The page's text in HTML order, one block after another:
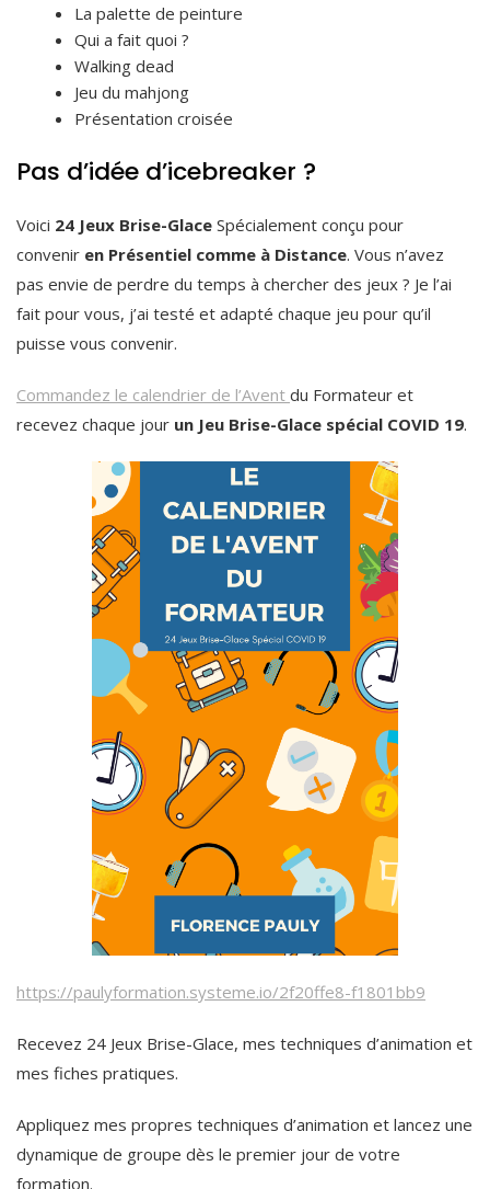
La palette de peinture
Qui a fait quoi ?
Walking dead
Jeu du mahjong
Présentation croisée
Pas d’idée d’icebreaker ?
Voici 24 Jeux Brise-Glace Spécialement conçu pour
convenir en Présentiel comme à Distance. Vous n’avez
pas envie de perdre du temps à chercher des jeux ? Je l’ai
fait pour vous, j’ai testé et adapté chaque jeu pour qu’il
puisse vous convenir.
Commandez le calendrier de l’Avent du Formateur et
recevez chaque jour un Jeu Brise-Glace spécial COVID 19.
https://paulyformation.systeme.io/2f20ffe8-f1801bb9
Recevez 24 Jeux Brise-Glace, mes techniques d’animation et
mes fiches pratiques.
Appliquez mes propres techniques d’animation et lancez une
dynamique de groupe dès le premier jour de votre
formation.